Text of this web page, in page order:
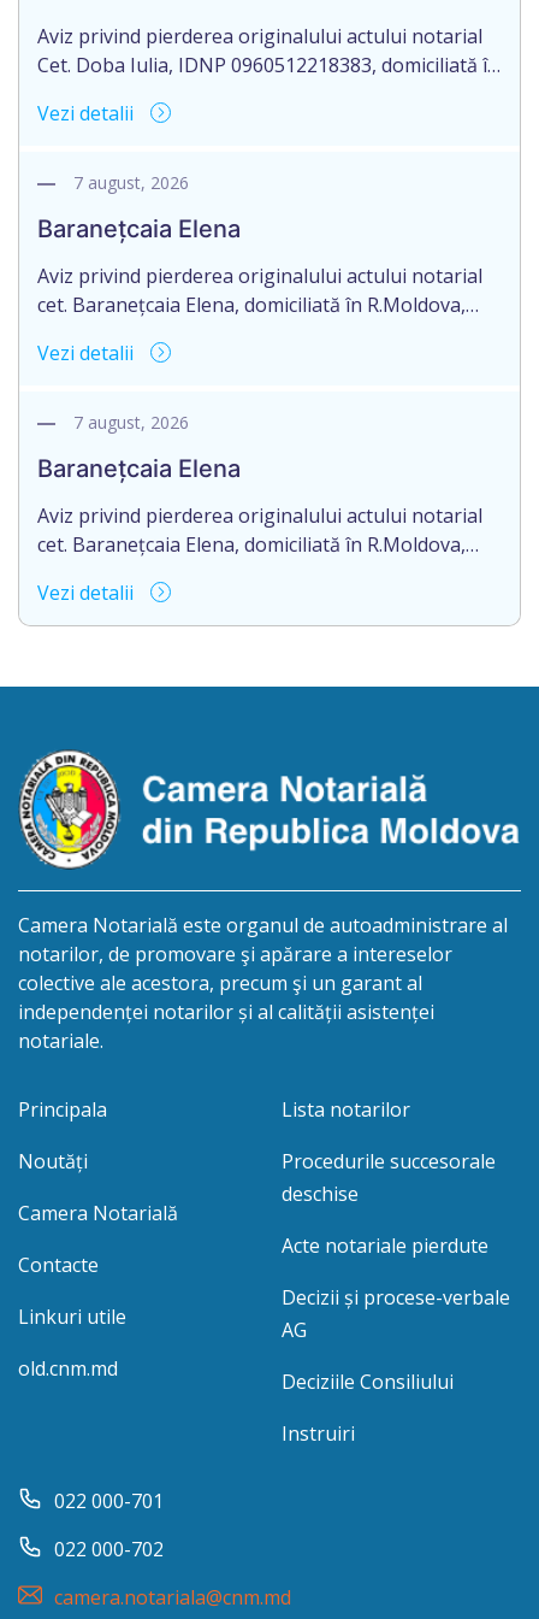
Aviz privind pierderea originalului actului notarial
Cet. Doba Iulia, IDNP 0960512218383, domiciliată în
aduce la cunoștință pierderea originalului actului
nr.10516 din 01.08.2018 şi nr. 10494 din 01.08.2018,
mun.Orhei, str.V.Mahu nr.143/1 pe numele Doba
Iulia.
Vezi detalii
7 august, 2026
Baranețcaia Elena
Aviz privind pierderea originalului actului notarial
cet. Baranețcaia Elena, domiciliată în R.Moldova,
pierderea originalului actului notarial: contract de
autentificat de notarul Nimerenco Silvia.
Vezi detalii
7 august, 2026
Baranețcaia Elena
Aviz privind pierderea originalului actului notarial
cet. Baranețcaia Elena, domiciliată în R.Moldova,
pierderea originalului actului notarial: contract de
vînzare-cumpărare nr.9324 din 11.08.2017
Vezi detalii
Camera Notarială este organul de autoadministrare al
notarilor, de promovare şi apărare a intereselor
colective ale acestora, precum şi un garant al
independenței notarilor și al calității asistenței
notariale.
Principala
Noutăți
Camera Notarială
Contacte
Linkuri utile
old.cnm.md
Lista notarilor
Procedurile succesorale
deschise
Acte notariale pierdute
Decizii și procese-verbale
AG
Deciziile Consiliului
Instruiri
022 000-701
022 000-702
camera.notariala@cnm.md